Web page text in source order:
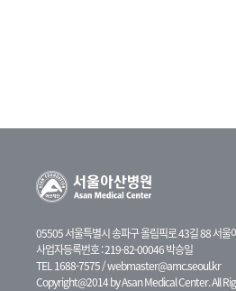
05505 서울특별시 송파구 올림픽로 43길 88 서울
사업자등록번호 : 219-82-00046 박승일
TEL 1688-7575 /webmaster@amc.seoul.kr
Copyright@2014 by Asan Medical Center. All